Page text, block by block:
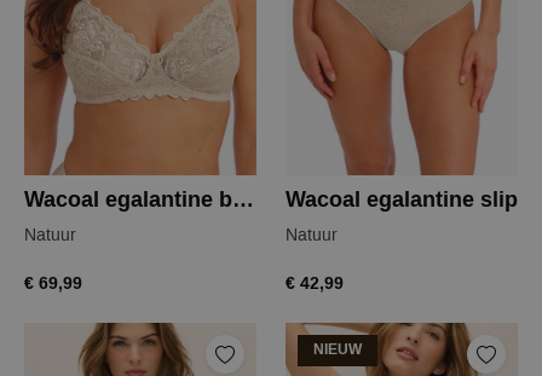
Wacoal egalantine beugelloze bh
Natuur
€ 69,99
Wacoal egalantine slip
Natuur
€ 42,99
NIEUW